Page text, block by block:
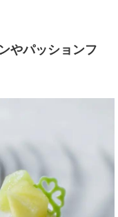
やパッションフ